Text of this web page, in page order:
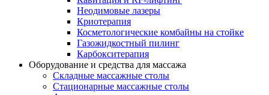
Неодимовые лазеры
Криотерапия
Косметологические комбайны на стойке
Газожидкостный пилинг
Карбокситерапия
Оборудование и средства для массажа
Складные массажные столы
Стационарные массажные столы